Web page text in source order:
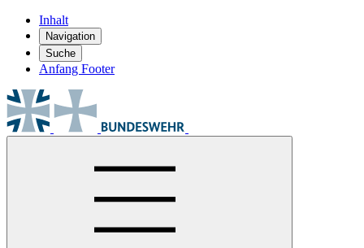
Inhalt
Navigation
Suche
Anfang Footer